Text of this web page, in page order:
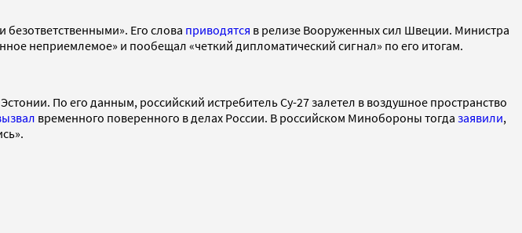
Его слова приводятся в релизе Вооруженных сил Швеции. Министра
неприемлемое» и пообещал «четкий дипломатический сигнал» по его итогам.
По его данным, российский истребитель Су-27 залетел в воздушное пространство
временного поверенного в делах России. В российском Минобороны тогда заявили,